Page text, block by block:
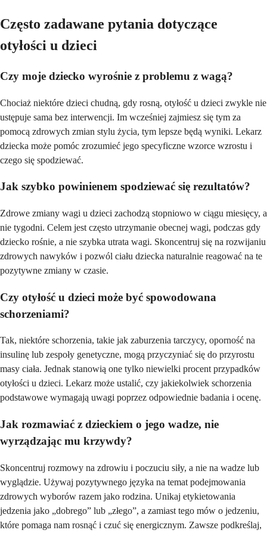
Często zadawane pytania dotyczące
otyłości u dzieci
Czy moje dziecko wyrośnie z problemu z wagą?
Chociaż niektóre dzieci chudną, gdy rosną, otyłość u dzieci zwykle nie
ustępuje sama bez interwencji. Im wcześniej zajmiesz się tym za
pomocą zdrowych zmian stylu życia, tym lepsze będą wyniki. Lekarz
dziecka może pomóc zrozumieć jego specyficzne wzorce wzrostu i
czego się spodziewać.
Jak szybko powinienem spodziewać się rezultatów?
Zdrowe zmiany wagi u dzieci zachodzą stopniowo w ciągu miesięcy, a
nie tygodni. Celem jest często utrzymanie obecnej wagi, podczas gdy
dziecko rośnie, a nie szybka utrata wagi. Skoncentruj się na rozwijaniu
zdrowych nawyków i pozwól ciału dziecka naturalnie reagować na te
pozytywne zmiany w czasie.
Czy otyłość u dzieci może być spowodowana
schorzeniami?
Tak, niektóre schorzenia, takie jak zaburzenia tarczycy, oporność na
insulinę lub zespoły genetyczne, mogą przyczyniać się do przyrostu
masy ciała. Jednak stanowią one tylko niewielki procent przypadków
otyłości u dzieci. Lekarz może ustalić, czy jakiekolwiek schorzenia
podstawowe wymagają uwagi poprzez odpowiednie badania i ocenę.
Jak rozmawiać z dzieckiem o jego wadze, nie
wyrządzając mu krzywdy?
Skoncentruj rozmowy na zdrowiu i poczuciu siły, a nie na wadze lub
wyglądzie. Używaj pozytywnego języka na temat podejmowania
zdrowych wyborów razem jako rodzina. Unikaj etykietowania
jedzenia jako „dobrego” lub „złego”, a zamiast tego mów o jedzeniu,
które pomaga nam rosnąć i czuć się energicznym. Zawsze podkreślaj,